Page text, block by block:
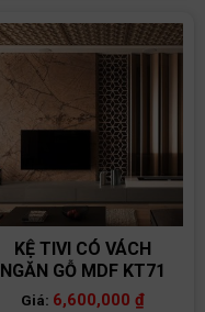
KỆ TIVI CÓ VÁCH
NGĂN GỖ MDF KT71
Giá: 6,600,000 ₫